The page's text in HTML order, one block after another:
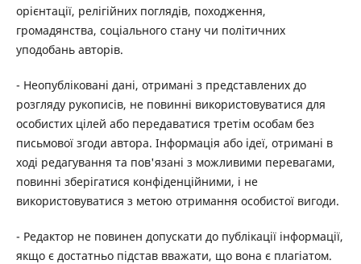
орієнтації, релігійних поглядів, походження,
громадянства, соціального стану чи політичних
уподобань авторів.
- Неопубліковані дані, отримані з представлених до
розгляду рукописів, не повинні використовуватися для
особистих цілей або передаватися третім особам без
письмової згоди автора. Інформація або ідеї, отримані в
ході редагування та пов'язані з можливими перевагами,
повинні зберігатися конфіденційними, і не
використовуватися з метою отримання особистої вигоди.
- Редактор не повинен допускати до публікації інформації,
якщо є достатньо підстав вважати, що вона є плагіатом.